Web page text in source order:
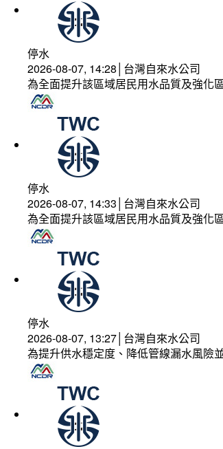
停水
2026-08-07, 14:28│台灣自來水公司
為全面提升該區域居民用水品質及強化
停水
2026-08-07, 14:33│台灣自來水公司
為全面提升該區域居民用水品質及強化
停水
2026-08-07, 13:27│台灣自來水公司
為提升供水穩定度、降低管線漏水風險